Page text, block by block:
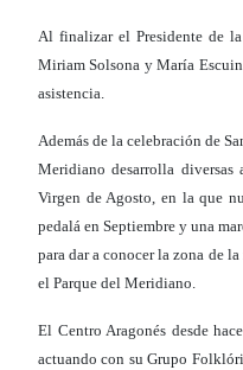
Al finalizar el Presidente de
Miriam Solsona y María
asistencia.
Además de la celebración de
Meridiano desarrolla
Virgen de Agosto, en la que
pedalá en Septiembre y una
para dar a conocer la zona de
el Parque del Meridiano.
El Centro Aragonés desde
actuando con su Grupo